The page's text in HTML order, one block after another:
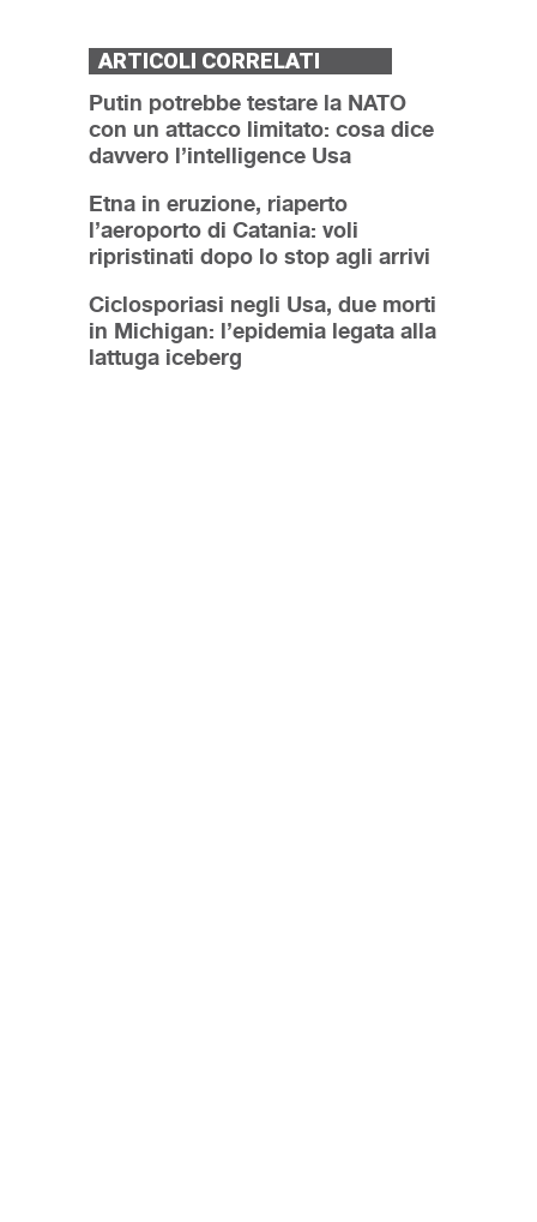
ARTICOLI CORRELATI
Putin potrebbe testare la NATO
con un attacco limitato: cosa dice
davvero l’intelligence Usa
Etna in eruzione, riaperto
l’aeroporto di Catania: voli
ripristinati dopo lo stop agli arrivi
Ciclosporiasi negli Usa, due morti
in Michigan: l’epidemia legata alla
lattuga iceberg